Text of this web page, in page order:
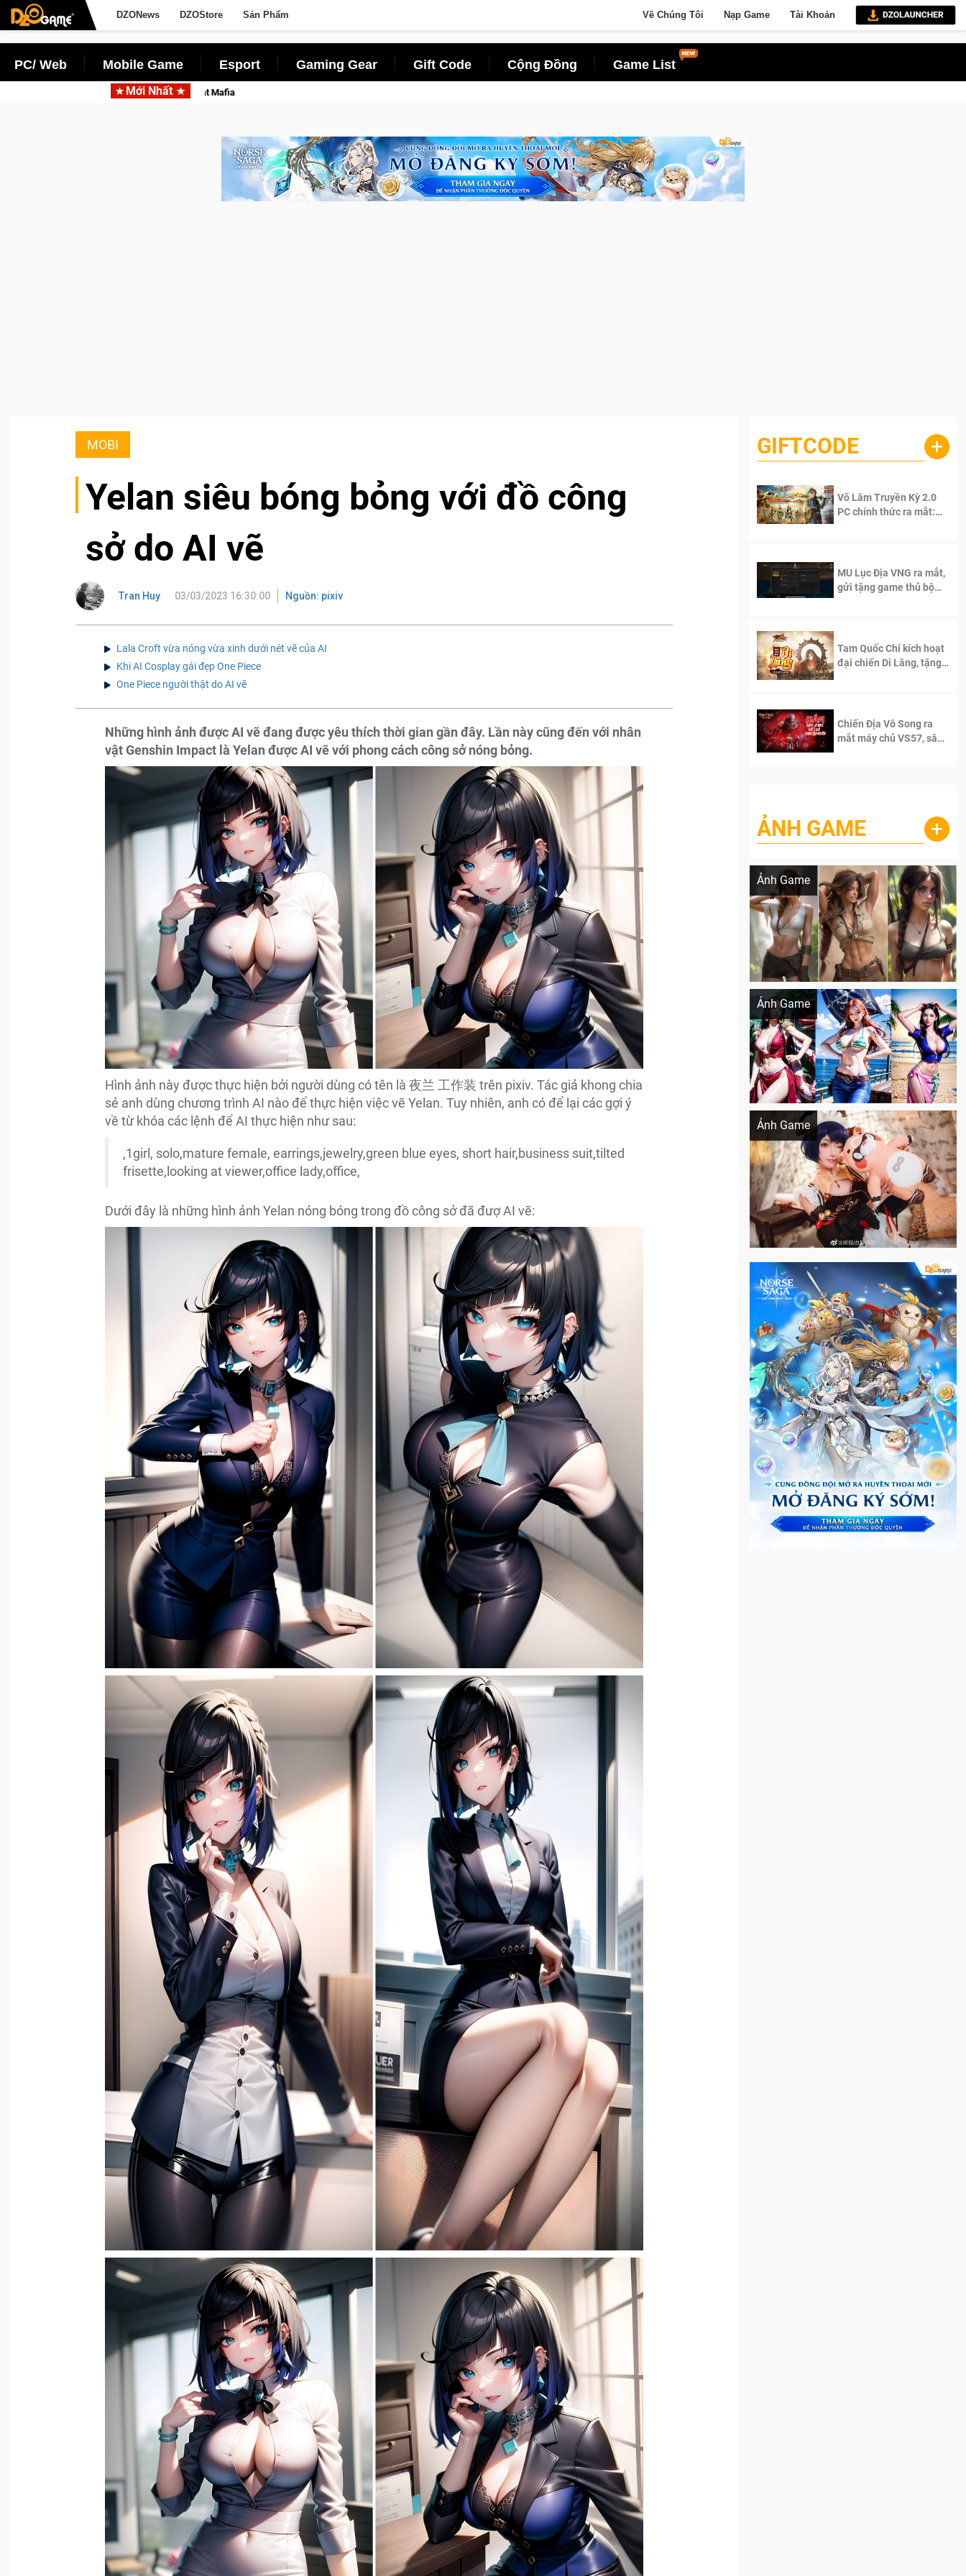
DZONews DZOStore Sản Phẩm Về Chúng Tôi Nạp Game Tài Khoản
PC/ Web Mobile Game Esport Gaming Gear Gift Code Cộng Đồng Game List
Mới Nhất
Garena hợp tác cùng Pocketpair đưa bom tấn săn thú sinh tồn lên di động với tên gọi Palworld Online
MOBI
Yelan siêu bóng bỏng với đồ công
sở do AI vẽ
Tran Huy 03/03/2023 16:30:00 Nguồn: pixiv
Lala Croft vừa nóng vừa xinh dưới nét vẽ của AI
Khi AI Cosplay gái đẹp One Piece
One Piece người thật do AI vẽ
Những hình ảnh được AI vẽ đang được yêu thích thời gian gần đây. Lần này cũng đến với nhân
vật Genshin Impact là Yelan được AI vẽ với phong cách công sở nóng bỏng.
Hình ảnh này được thực hiện bởi người dùng có tên là夜兰 工作装 trên pixiv. Tác giả khong chia
sẻ anh dùng chương trình AI nào để thực hiện việc vẽ Yelan. Tuy nhiên, anh có để lại các gợi ý
về từ khóa các lệnh để AI thực hiện như sau:
,1girl, solo,mature female, earrings,jewelry,green blue eyes, short hair,business suit,tilted
frisette,looking at viewer,office lady,office,
Dưới đây là những hình ảnh Yelan nóng bóng trong đồ công sở đã đượ AI vẽ:
GIFTCODE +
Võ Lâm Truyền Kỳ 2.0
PC chính thức ra mắt:
MU Lục Địa VNG ra mắt,
gửi tặng game thủ bộ
Tam Quốc Chí kích hoạt
đại chiến Di Lăng, tặng
Chiến Địa Vô Song ra
mắt máy chủ VS57, sân
ẢNH GAME +
Ảnh Game
Lala Croft vừa nóng vừa xinh dưới nét vẽ
Ảnh Game
Khi AI Cosplay gái đẹp One Piece
Ảnh Game
Cosplay Xiangling siêu cute